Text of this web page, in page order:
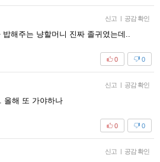
신고 | 공감 확인
해주는 냥할머니 진짜 졸귀였는데..
0
0
신고 | 공감 확인
올해 또 가야하나
0
0
신고 | 공감 확인